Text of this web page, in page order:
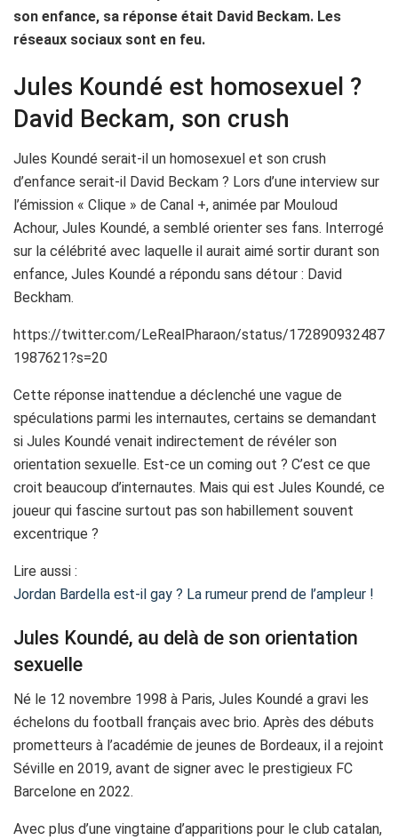
son enfance, sa réponse était David Beckam. Les
réseaux sociaux sont en feu.
Jules Koundé est homosexuel ?
David Beckam, son crush
Jules Koundé serait-il un homosexuel et son crush
d’enfance serait-il David Beckam ? Lors d’une interview sur
l’émission « Clique » de Canal +, animée par Mouloud
Achour, Jules Koundé, a semblé orienter ses fans. Interrogé
sur la célébrité avec laquelle il aurait aimé sortir durant son
enfance, Jules Koundé a répondu sans détour : David
Beckham.
https://twitter.com/LeRealPharaon/status/172890932487
1987621?s=20
Cette réponse inattendue a déclenché une vague de
spéculations parmi les internautes, certains se demandant
si Jules Koundé venait indirectement de révéler son
orientation sexuelle. Est-ce un coming out ? C’est ce que
croit beaucoup d’internautes. Mais qui est Jules Koundé, ce
joueur qui fascine surtout pas son habillement souvent
excentrique ?
Lire aussi :
Jordan Bardella est-il gay ? La rumeur prend de l’ampleur !
Jules Koundé, au delà de son orientation
sexuelle
Né le 12 novembre 1998 à Paris, Jules Koundé a gravi les
échelons du football français avec brio. Après des débuts
prometteurs à l’académie de jeunes de Bordeaux, il a rejoint
Séville en 2019, avant de signer avec le prestigieux FC
Barcelone en 2022.
Avec plus d’une vingtaine d’apparitions pour le club catalan,